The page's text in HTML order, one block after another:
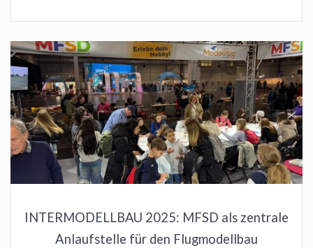
INTERMODELLBAU 2025: MFSD als zentrale
Anlaufstelle für den Flugmodellbau